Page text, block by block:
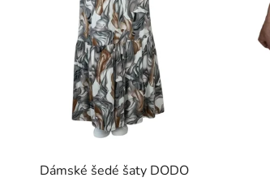
Dámské šedé šaty DODO